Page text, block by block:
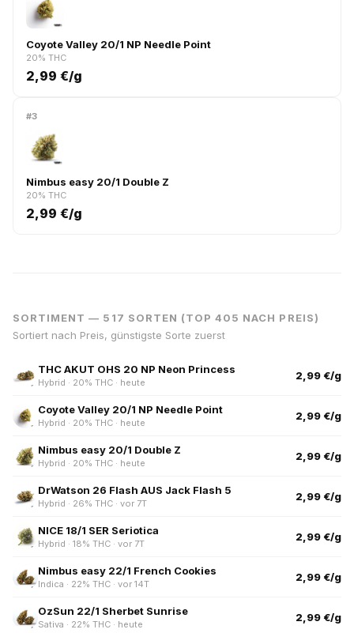
Coyote Valley 20/1 NP Needle Point
20% THC
2,99 €/g
#3
Nimbus easy 20/1 Double Z
20% THC
2,99 €/g
SORTIMENT — 517 SORTEN (TOP 405 NACH PREIS)
Sortiert nach Preis, günstigste Sorte zuerst
THC AKUT OHS 20 NP Neon Princess
Hybrid · 20% THC · heute
2,99 €/g
Coyote Valley 20/1 NP Needle Point
Hybrid · 20% THC · heute
2,99 €/g
Nimbus easy 20/1 Double Z
Hybrid · 20% THC · heute
2,99 €/g
DrWatson 26 Flash AUS Jack Flash 5
Hybrid · 26% THC · vor 7T
2,99 €/g
NICE 18/1 SER Seriotica
Hybrid · 18% THC · vor 7T
2,99 €/g
Nimbus easy 22/1 French Cookies
Indica · 22% THC · vor 14T
2,99 €/g
OzSun 22/1 Sherbet Sunrise
Sativa · 22% THC · heute
2,99 €/g